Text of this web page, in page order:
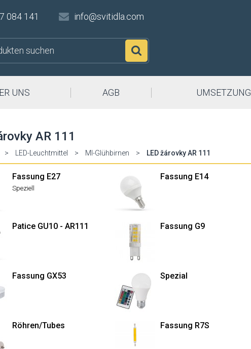
084 141 info@svitidla.com
UNS AGB UMSETZUNG
AR 111
> LED-Leuchtmittel > MI-Glühbirnen > LED žárovky AR 111
Fassung E27
Speziell
Fassung E14
Patice GU10 - AR111 Fassung G9
Fassung GX53 Spezial
Röhren/Tubes Fassung R7S